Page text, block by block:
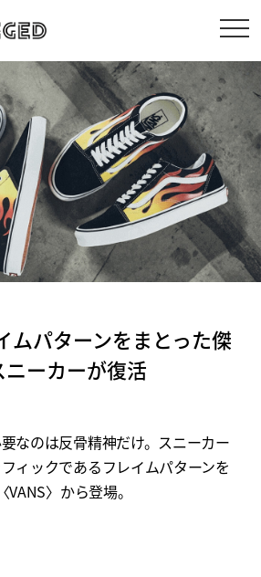
ムパターンをまとった傑
ニーカーが復活
なのは反骨精神だけ。スニーカー
ィックであるフレイムパターンを
〉から登場。